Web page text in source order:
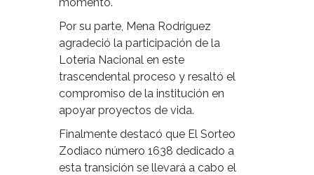
Por su parte, Mena Rodríguez
agradeció la participación de la
Lotería Nacional en este
trascendental proceso y resaltó el
compromiso de la institución en
apoyar proyectos de vida.
Finalmente destacó que El Sorteo
Zodiaco número 1638 dedicado a
esta transición se llevará a cabo el